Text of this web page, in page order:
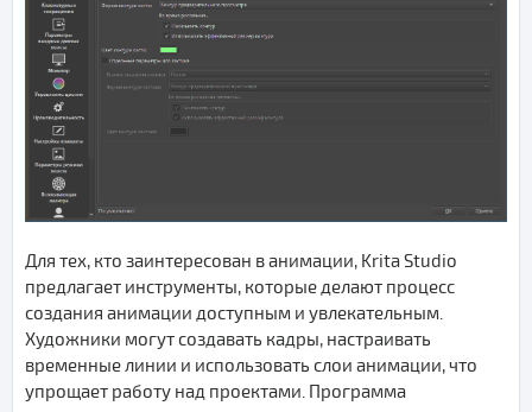
Для тех, кто заинтересован в анимации, Krita Studio
предлагает инструменты, которые делают процесс
создания анимации доступным и увлекательным.
Художники могут создавать кадры, настраивать
временные линии и использовать слои анимации, что
упрощает работу над проектами. Программа